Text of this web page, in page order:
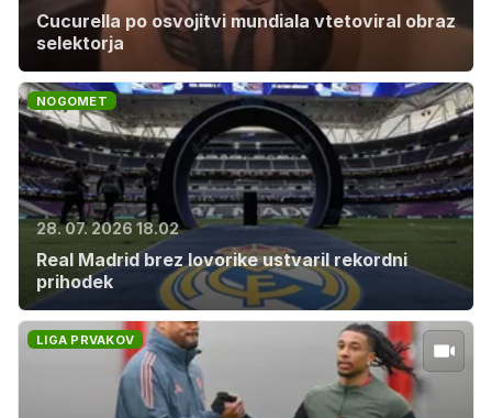
Cucurella po osvojitvi mundiala vtetoviral obraz
selektorja
NOGOMET
28. 07. 2026 18.02
Real Madrid brez lovorike ustvaril rekordni
prihodek
LIGA PRVAKOV